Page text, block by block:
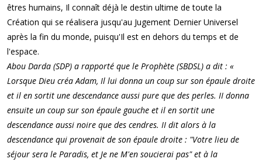
êtres humains, Il connaît déjà le destin ultime de toute la
Création qui se réalisera jusqu'au Jugement Dernier Universel
après la fin du monde, puisqu'Il est en dehors du temps et de
l'espace.
Abou Darda (SDP) a rapporté que le Prophète (SBDSL) a dit : «
Lorsque Dieu créa Adam, Il lui donna un coup sur son épaule droite
et il en sortit une descendance aussi pure que des perles. II donna
ensuite un coup sur son épaule gauche et il en sortit une
descendance aussi noire que des cendres. II dit alors à la
descendance qui provenait de son épaule droite : "Votre lieu de
séjour sera le Paradis, et Je ne M'en soucierai pas" et à la